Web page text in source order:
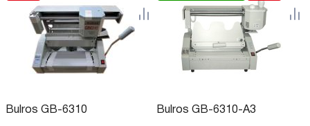
Bulros GB-6310 Bulros GB-6310-A3